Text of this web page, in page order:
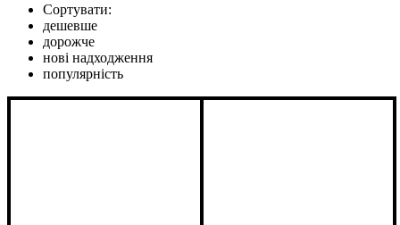
Сортувати:
дешевше
дорожче
нові надходження
популярність